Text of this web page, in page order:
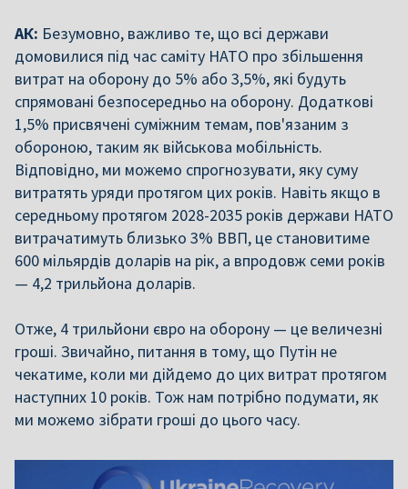
АК: Безумовно, важливо те, що всі держави
домовилися під час саміту НАТО про збільшення
витрат на оборону до 5% або 3,5%, які будуть
спрямовані безпосередньо на оборону. Додаткові
1,5% присвячені суміжним темам, пов'язаним з
обороною, таким як військова мобільність.
Відповідно, ми можемо спрогнозувати, яку суму
витратять уряди протягом цих років. Навіть якщо в
середньому протягом 2028-2035 років держави НАТО
витрачатимуть близько 3% ВВП, це становитиме
600 мільярдів доларів на рік, а впродовж семи років
— 4,2 трильйона доларів.
Отже, 4 трильйони євро на оборону — це величезні
гроші. Звичайно, питання в тому, що Путін не
чекатиме, коли ми дійдемо до цих витрат протягом
наступних 10 років. Тож нам потрібно подумати, як
ми можемо зібрати гроші до цього часу.